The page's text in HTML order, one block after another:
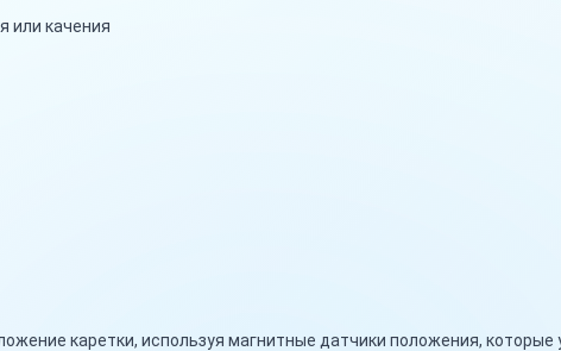
или качения
каретки, используя магнитные датчики положения, которые